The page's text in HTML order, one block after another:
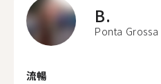
B.
Ponta Grossa
流暢